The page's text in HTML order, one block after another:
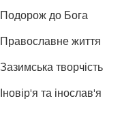
Подорож до Бога
Православне життя
Зазимська творчість
Іновір'я та інослав'я